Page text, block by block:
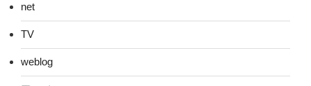
net
TV
weblog